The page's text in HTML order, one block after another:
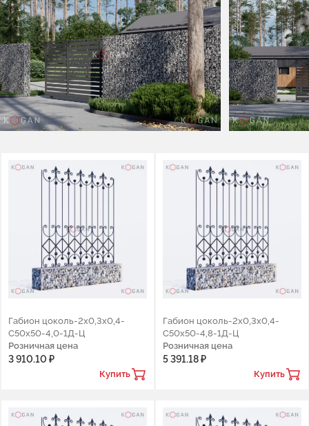
Габион цоколь-2x0,3x0,4-
C50x50-4,0-1Д-Ц
Розничная цена
3 910.10 ₽
Купить
Габион цоколь-2x0,3x0,4-
C50x50-4,8-1Д-Ц
Розничная цена
5 391.18 ₽
Купить